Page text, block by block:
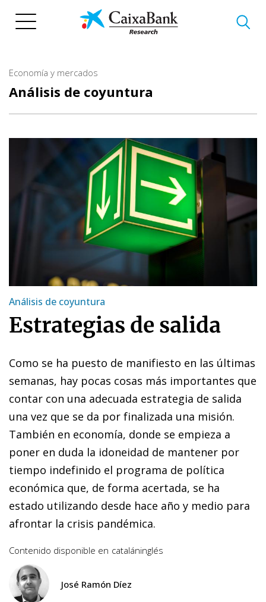
Economía y mercados
Análisis de coyuntura
Análisis de coyuntura
Estrategias de salida
Como se ha puesto de manifiesto en las últimas
semanas, hay pocas cosas más importantes que
contar con una adecuada estrategia de salida
una vez que se da por finalizada una misión.
También en economía, donde se empieza a
poner en duda la idoneidad de mantener por
tiempo indefinido el programa de política
económica que, de forma acertada, se ha
estado utilizando desde hace año y medio para
afrontar la crisis pandémica.
Contenido disponible en cataláninglés
José Ramón Díez